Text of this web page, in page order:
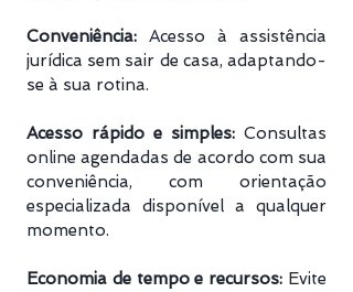
Conveniência: Acesso à assistência
jurídica sem sair de casa, adaptando-
se à sua rotina.
Acesso rápido e simples: Consultas
online agendadas de acordo com sua
conveniência, com orientação
especializada disponível a qualquer
momento.
Economia de tempo e recursos: Evite